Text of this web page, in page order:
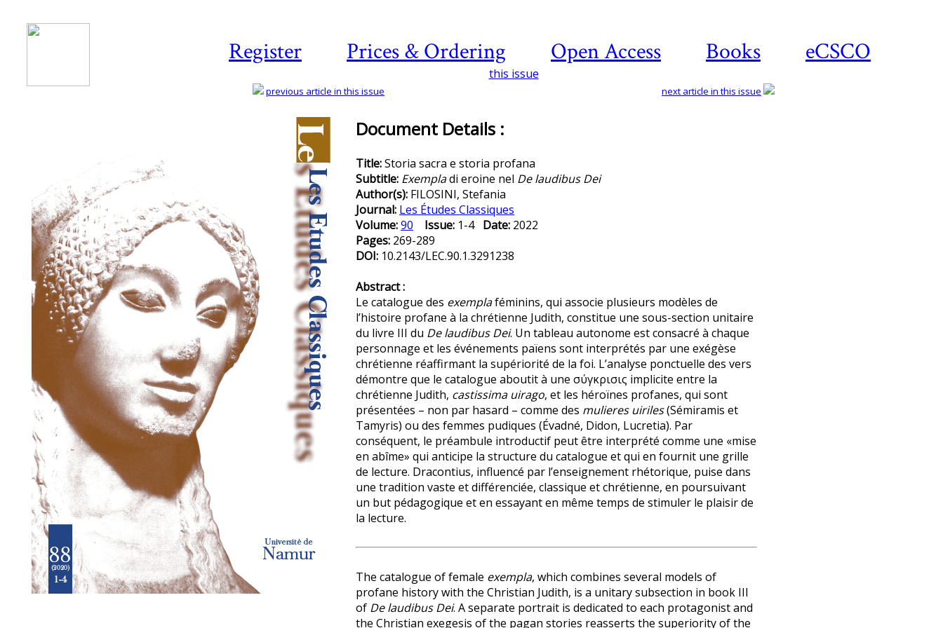
Register Prices & Ordering Open Access Books eCSCO
this issue
previous article in this issue next article in this issue
Document Details :
Title:Storia sacra e storia profana
Subtitle: Exempladi eroine nel De laudibus Dei
Author(s): FILOSINI, Stefania
Journal: Les Études Classiques
Volume:90 Issue: 1-4 Date: 2022
Pages: 269-289
DOI: 10.2143/LEC.90.1.3291238
Abstract :
Le catalogue des exemplaféminins, qui associe plusieurs modèles de
l’histoire profane à la chrétienne Judith, constitue une sous-section unitaire
du livre III du De laudibus Dei. Un tableau autonome est consacré à chaque
personnage et les événements païens sont interprétés par une exégèse
chrétienne réaffirmant la supériorité de la foi. L’analyse ponctuelle des vers
démontre que le catalogue aboutit à une σύγκρισις implicite entre la
chrétienne Judith, castissima uirago, et les héroïnes profanes, qui sont
présentées – non par hasard – comme des mulieres uiriles(Sémiramis et
Tamyris) ou des femmes pudiques (Évadné, Didon, Lucretia). Par
conséquent, le préambule introductif peut être interprété comme une «mise
en abîme» qui anticipe la structure du catalogue et qui en fournit une grille
de lecture. Dracontius, influencé par l’enseignement rhétorique, puise dans
une tradition vaste et différenciée, classique et chrétienne, en poursuivant
un but pédagogique et en essayant en même temps de stimuler le plaisir de
la lecture.
The catalogue of female exempla, which combines several models of
profane history with the Christian Judith, is a unitary subsection in book III
of De laudibus Dei. A separate portrait is dedicated to each protagonist and
the Christian exegesis of the pagan stories reasserts the superiority of the